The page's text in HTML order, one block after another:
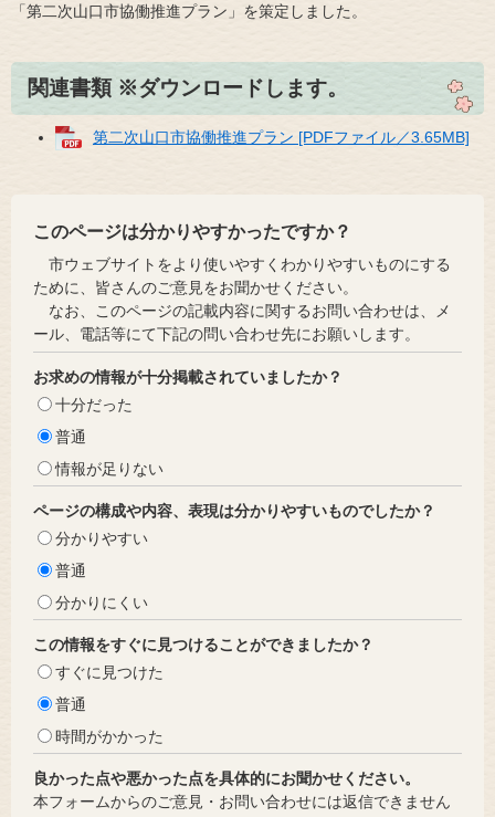
「第二次山口市協働推進プラン」を策定しました。
関連書類 ※ダウンロードします。
第二次山口市協働推進プラン [PDFファイル／3.65MB]
このページは分かりやすかったですか？
市ウェブサイトをより使いやすくわかりやすいものにする
ために、皆さんのご意見をお聞かせください。
なお、このページの記載内容に関するお問い合わせは、メ
ール、電話等にて下記の問い合わせ先にお願いします。
お求めの情報が十分掲載されていましたか？
十分だった
普通
情報が足りない
ページの構成や内容、表現は分かりやすいものでしたか？
分かりやすい
普通
分かりにくい
この情報をすぐに見つけることができましたか？
すぐに見つけた
普通
時間がかかった
良かった点や悪かった点を具体的にお聞かせください。
本フォームからのご意見・お問い合わせには返信できません